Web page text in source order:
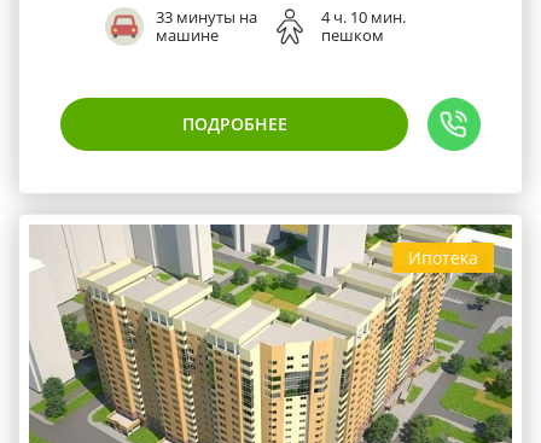
33 минуты на
машине
4 ч. 10 мин.
пешком
ПОДРОБНЕЕ
Ипотека